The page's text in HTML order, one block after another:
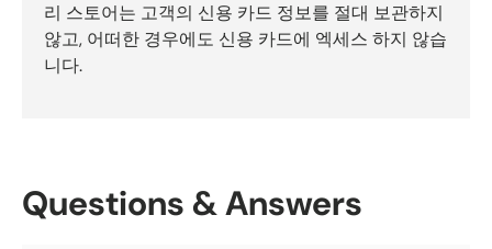
리 스토어는 고객의 신용 카드 정보를 절대 보관하지
않고, 어떠한 경우에도 신용 카드에 엑세스 하지 않습
니다.
Questions & Answers